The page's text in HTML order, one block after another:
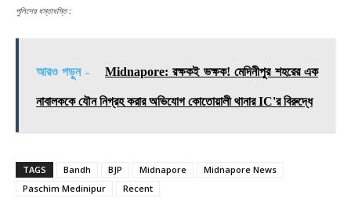
পুলিশের ধস্তাধস্তি :
আরও পড়ুন - Midnapore: রক্ষকই ভক্ষক! মেদিনীপুর শহরের এক
নাবালককে যৌন নিগ্রহ করার অভিযোগ কোতোয়ালী থানার IC'র বিরুদ্ধে
TAGS Bandh BJP Midnapore
Midnapore News
Paschim Medinipur
Recent